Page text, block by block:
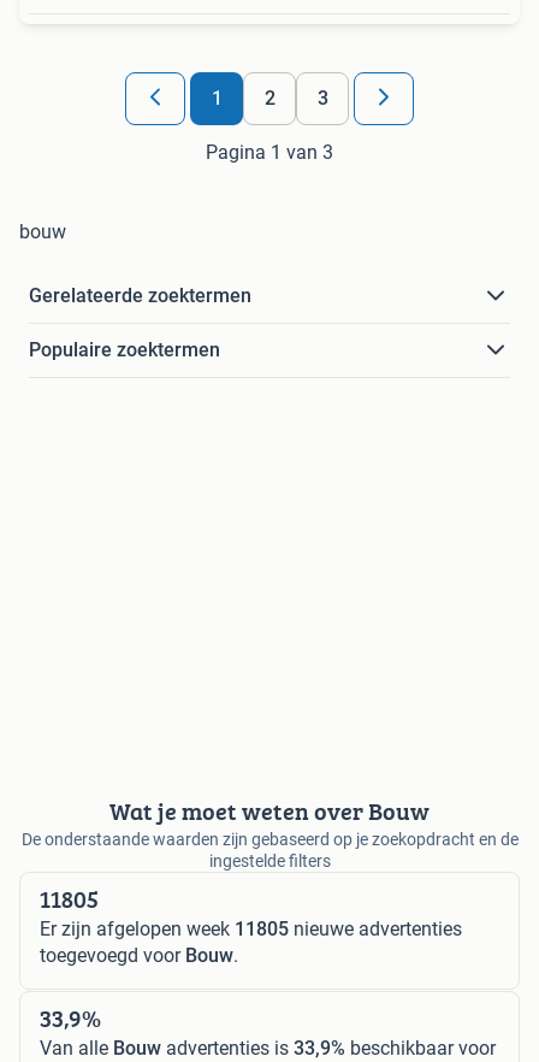
1 2 3
Pagina 1 van 3
bouw
Gerelateerde zoektermen
Populaire zoektermen
Wat je moet weten over Bouw
De onderstaande waarden zijn gebaseerd op je zoekopdracht en de
ingestelde filters
11805
Er zijn afgelopen week 11805 nieuwe advertenties
toegevoegd voor Bouw.
33,9%
Van alle Bouw advertenties is 33,9% beschikbaar voor